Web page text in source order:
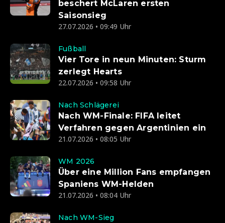
beschert McLaren ersten
Saisonsieg
27.07.2026 • 09:49 Uhr
Fußball
Vier Tore in neun Minuten: Sturm
zerlegt Hearts
22.07.2026 • 09:58 Uhr
Nach Schlägerei
Nach WM-Finale: FIFA leitet
Verfahren gegen Argentinien ein
21.07.2026 • 08:05 Uhr
WM 2026
Über eine Million Fans empfangen
Spaniens WM-Helden
21.07.2026 • 08:04 Uhr
Nach WM-Sieg